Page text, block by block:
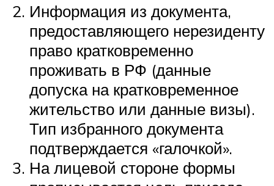
Информация из документа,
предоставляющего нерезиденту
право кратковременно
проживать в РФ (данные
допуска на кратковременное
жительство или данные визы).
Тип избранного документа
подтверждается «галочкой».
На лицевой стороне формы